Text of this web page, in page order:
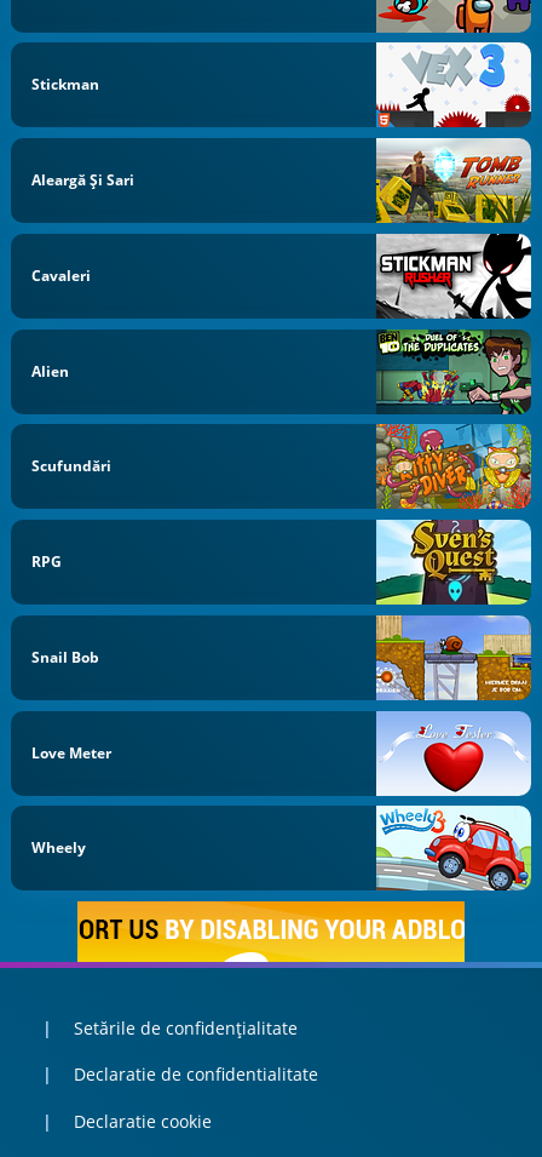
Stickman
Aleargă Și Sari
Cavaleri
Alien
Scufundări
RPG
Snail Bob
Love Meter
Wheely
Setările de confidențialitate
Declaratie de confidentialitate
Declaratie cookie